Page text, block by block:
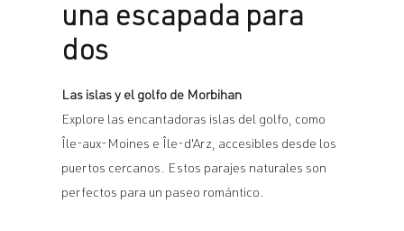
una escapada para
dos
Las islas y el golfo de Morbihan
Explore las encantadoras islas del golfo, como
Île-aux-Moines e Île-d'Arz, accesibles desde los
puertos cercanos. Estos parajes naturales son
perfectos para un paseo romántico.